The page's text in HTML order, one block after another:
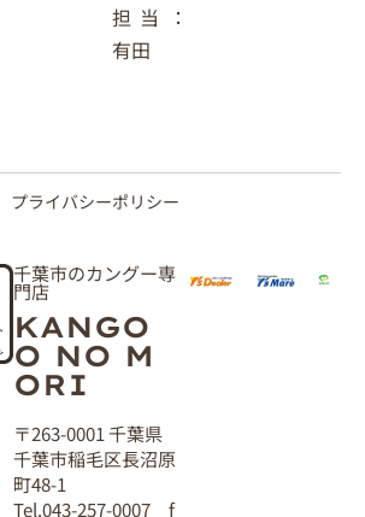
担当：
有田
プライバシーポリシー
千葉市のカングー専
門店
KANGO
O NO M
ORI
〒263-0001 千葉県
千葉市稲毛区長沼原
町48-1
Tel.043-257-0007 f